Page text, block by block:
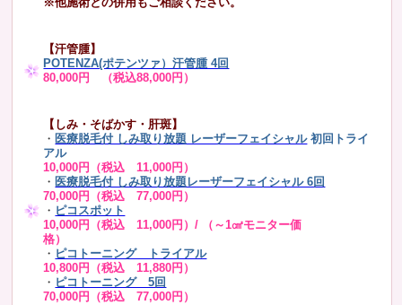
【汗管腫】
POTENZA(ポテンツァ）汗管腫 4回
80,000円 （税込88,000円）
【しみ・そばかす・肝斑】
・ 医療脱毛付 しみ取り放題 レーザーフェイシャル 初回トライ
アル
10,000円（税込 11,000円）
・ 医療脱毛付 しみ取り放題レーザーフェイシャル 6回
70,000円（税込 77,000円）
・ ピコスポット
10,000円（税込 11,000円）/ （～1㎠モニター価
格）
・ ピコトーニング トライアル
10,800円（税込 11,880円）
・ ピコトーニング 5回
70,000円（税込 77,000円）